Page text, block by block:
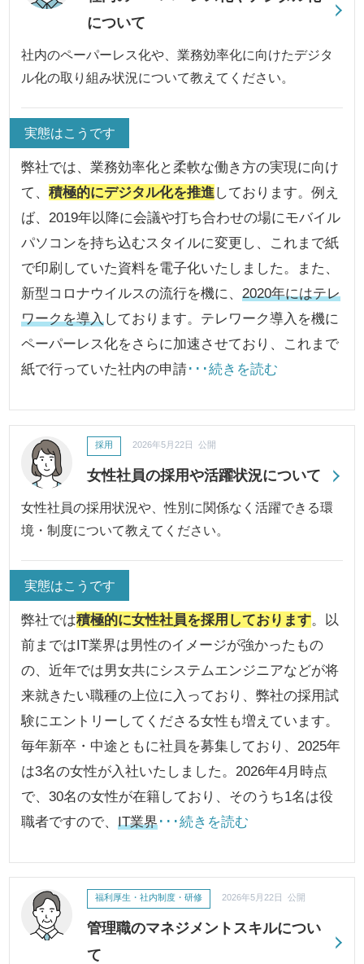
について
社内のペーパーレス化や、業務効率化に向けたデジタ
ル化の取り組み状況について教えてください。
実態はこうです
弊社では、業務効率化と柔軟な働き方の実現に向け
て、積極的にデジタル化を推進 しております。例え
ば、2019年以降に会議や打ち合わせの場にモバイル
パソコンを持ち込むスタイルに変更し、これまで紙
で印刷していた資料を電子化いたしました。また、
新型コロナウイルスの流行を機に、2020年にはテレ
ワークを導入しております。テレワーク導入を機に
ペーパーレス化をさらに加速させており、これまで
紙で行っていた社内の申請･･･続きを読む
女性社員の採用や活躍状況について
採用 2026年5月22日 公開
女性社員の採用状況や、性別に関係なく活躍できる環
境・制度について教えてください。
実態はこうです
弊社では積極的に女性社員を採用しております。以
前まではIT業界は男性のイメージが強かったもの
の、近年では男女共にシステムエンジニアなどが将
来就きたい職種の上位に入っており、弊社の採用試
験にエントリーしてくださる女性も増えています。
毎年新卒・中途ともに社員を募集しており、2025年
は3名の女性が入社いたしました。2026年4月時点
で、30名の女性が在籍しており、そのうち1名は役
職者ですので、IT業界･･･続きを読む
管理職のマネジメントスキルについ
て
福利厚生・社内制度・研修 2026年5月22日 公開